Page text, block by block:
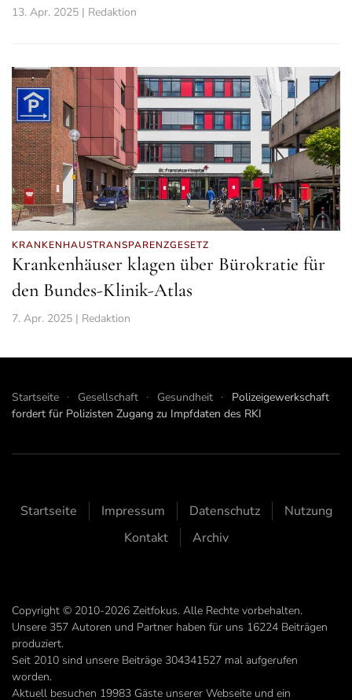
13. Apr. 2025 | Redaktion
KRANKENHAUSTRANSPARENZGESETZ
Krankenhäuser klagen über Bürokratie für
den Bundes-Klinik-Atlas
7. Apr. 2025 | Redaktion
Startseite Gesellschaft Gesundheit
Polizeigewerkschaft
fordert für Polizisten Zugang zu Impfdaten des RKI
Startseite Impressum Datenschutz
Nutzung
Kontakt
Archiv
Copyright © 2010-2026 Zeitfokus. Alle Rechte vorbehalten.
Unsere 357 Autoren und Partner haben für uns 16224 Beiträgen
produziert.
Seit 2010 sind unsere Beiträge 304341527 mal aufgerufen
worden.
Aktuell besuchen 19983 Gäste unserer Webseite und ein